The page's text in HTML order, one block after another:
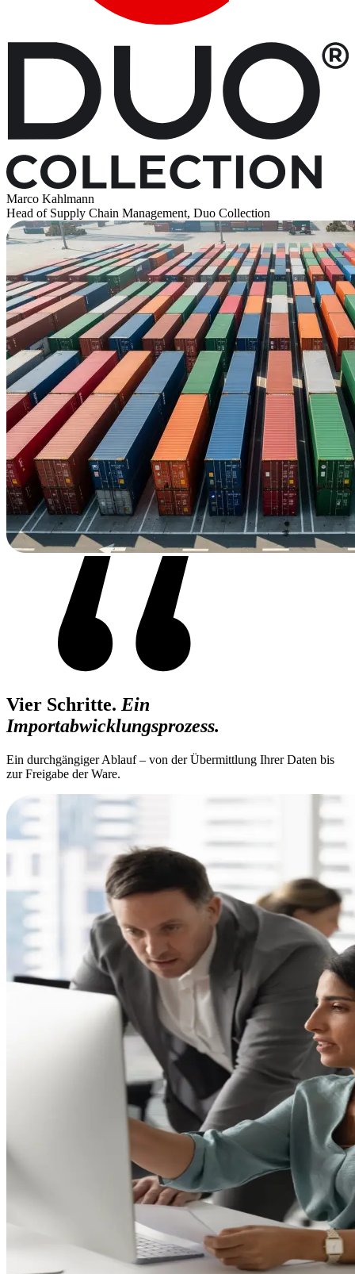
Marco Kahlmann
Head of Supply Chain Management, Duo Collection
Vier Schritte. Ein
Importabwicklungsprozess.
Ein durchgängiger Ablauf – von der Übermittlung Ihrer Daten bis
zur Freigabe der Ware.